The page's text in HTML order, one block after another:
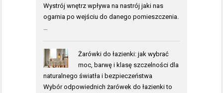
Wystrój wnętrz wpływa na nastrój jaki nas
ogarnia po wejściu do danego pomieszczenia.
…
Żarówki do łazienki: jak wybrać
moc, barwę i klasę szczelności dla
naturalnego światła i bezpieczeństwa
Wybór odpowiednich żarówek do łazienki to